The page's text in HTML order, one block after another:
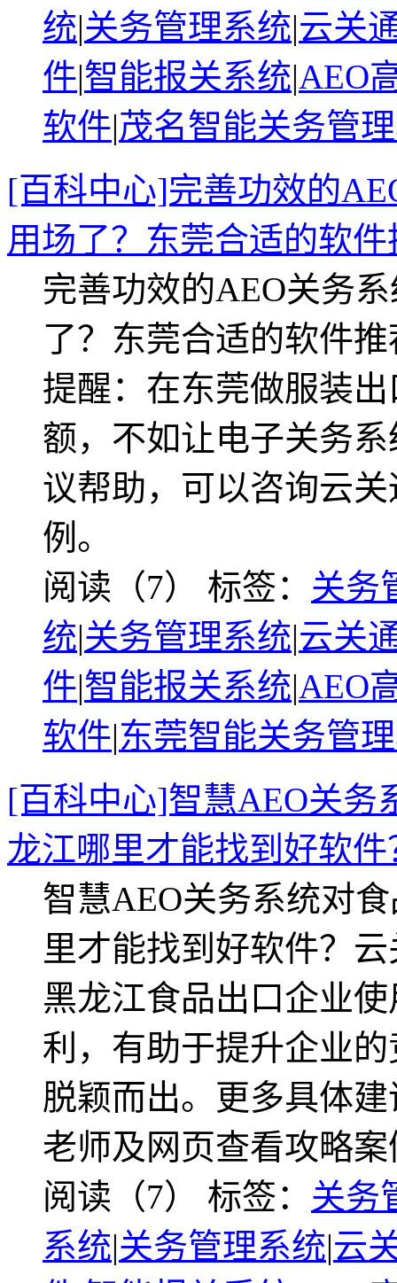
统|关务管理系统|云关
件|智能报关系统|AEO
软件|茂名智能关务管
[百科中心]完善功效的
用场了？东莞合适的软
完善功效的AEO关务
了？东莞合适的软件
提醒：在东莞做服装
额，不如让电子关务
议帮助，可以咨询云
例。
阅读（7） 标签： 关务
统|关务管理系统|云关
件|智能报关系统|AEO
软件|东莞智能关务管
[百科中心]智慧AEO关务
龙江哪里才能找到好软件
智慧AEO关务系统对
里才能找到好软件？
黑龙江食品出口企业
利，有助于提升企业
脱颖而出。更多具体
老师及网页查看攻略案
阅读（7） 标签： 关务
系统|关务管理系统|云